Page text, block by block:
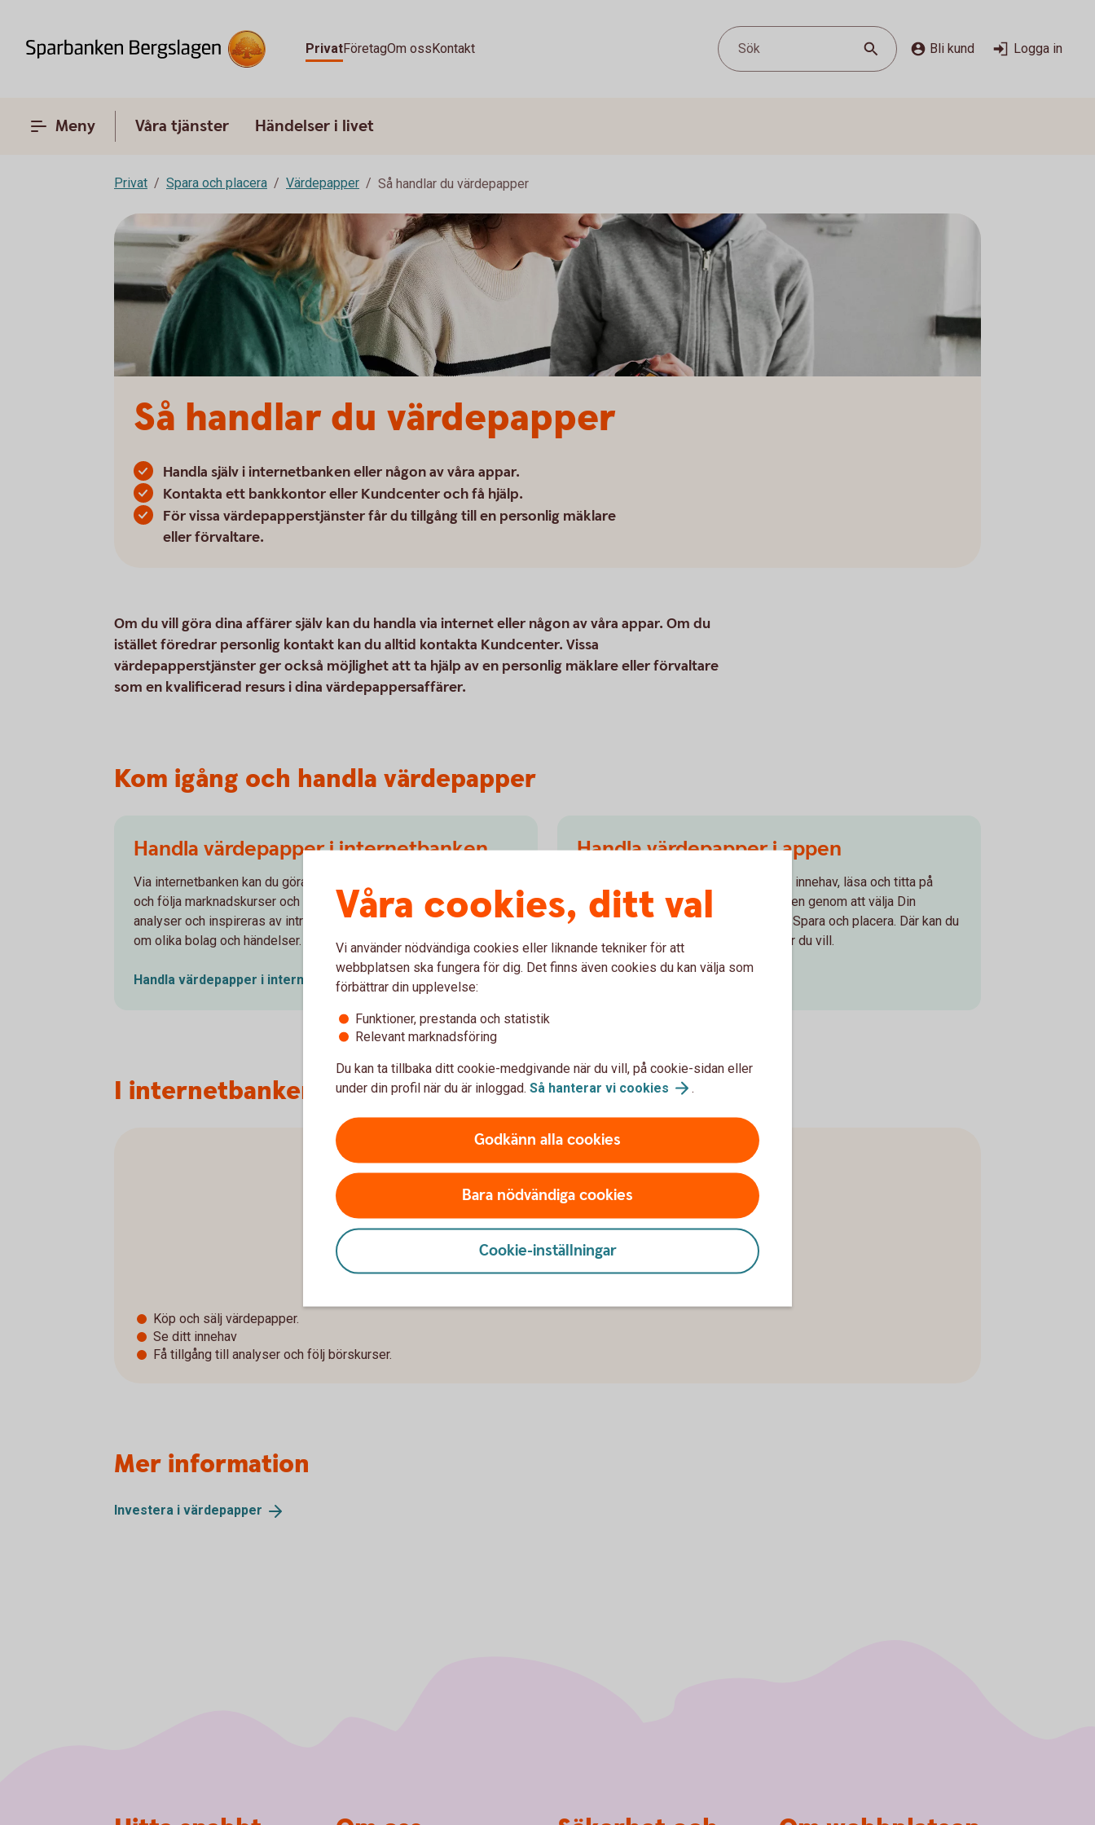
PrivatFöretagOm ossKontakt Sök Bli kund Logga in
Meny Våra tjänster Händelser i livet
Privat Spara och placera Värdepapper Så handlar du värdepapper
Så handlar du värdepapper
Handla själv i internetbanken eller någon av våra appar.
Kontakta ett bankkontor eller Kundcenter och få hjälp.
För vissa värdepapperstjänster får du tillgång till en personlig mäklare
eller förvaltare.
Om du vill göra dina affärer själv kan du handla via internet eller någon av våra appar. Om du
istället föredrar personlig kontakt kan du alltid kontakta Kundcenter. Vissa
värdepapperstjänster ger också möjlighet att ta hjälp av en personlig mäklare eller förvaltare
som en kvalificerad resurs i dina värdepappersaffärer.
Kom igång och handla värdepapper
Handla värdepapper i internetbanken
Via internetbanken kan du göra värdepappersaffärer, se ditt innehav
och följa marknadskurser och nyheter. Du kan också ta del av
analyser och inspireras av intressanta artiklar och TV-sändningar
om olika bolag och händelser.
Handla värdepapper i internetbanken
Handla värdepapper i appen
I vår app får du koll på marknaden, ditt innehav, läsa och titta på
börsnyheter. Du hittar den enkelt i appen genom att välja Din
ekonomi i menyn och sedan trycka på Spara och placera. Där kan du
söka fram och hantera de värdepapper du vill.
appen
I internetbanken och vår app
Köp och sälj värdepapper.
Se ditt innehav
Få tillgång till analyser och följ börskurser.
Tips!
Mer information
Investera i värdepapper
Våra cookies, ditt val
Vi använder nödvändiga cookies eller liknande tekniker för att
webbplatsen ska fungera för dig. Det finns även cookies du kan välja som
förbättrar din upplevelse:
Funktioner, prestanda och statistik
Relevant marknadsföring
Du kan ta tillbaka ditt cookie-medgivande när du vill, på cookie-sidan eller
under din profil när du är inloggad. Så hanterar vi cookies .
Godkänn alla cookies
Bara nödvändiga cookies
Cookie-inställningar